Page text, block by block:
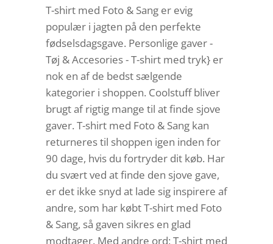
T-shirt med Foto & Sang er evig
populær i jagten på den perfekte
fødselsdagsgave. Personlige gaver -
Tøj & Accesories - T-shirt med tryk} er
nok en af de bedst sælgende
kategorier i shoppen. Coolstuff bliver
brugt af rigtig mange til at finde sjove
gaver. T-shirt med Foto & Sang kan
returneres til shoppen igen inden for
90 dage, hvis du fortryder dit køb. Har
du svært ved at finde den sjove gave,
er det ikke snyd at lade sig inspirere af
andre, som har købt T-shirt med Foto
& Sang, så gaven sikres en glad
modtager. Med andre ord: T-shirt med